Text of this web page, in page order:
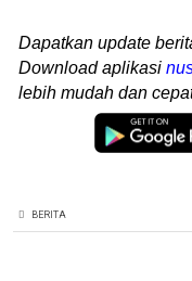
Dapatkan update
Download aplikasi
lebih mudah dan
BERITA